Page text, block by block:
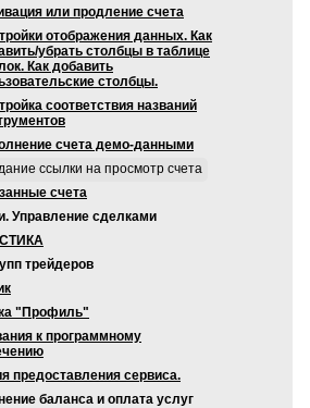
или продление счета
отображения данных. Как
убрать столбцы в таблице
Как добавить
столбцы.
соответствия названий
счета демо-данными
ссылки на просмотр счета
счета
Управление сделками
трейдеров
"Профиль"
к программному
предоставления сервиса.
баланса и оплата услуг